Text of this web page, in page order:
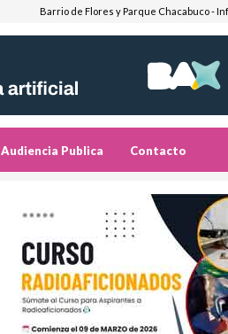
Barrio de Flores y Parque Chacabuco -
Audiencia Publica Contacto